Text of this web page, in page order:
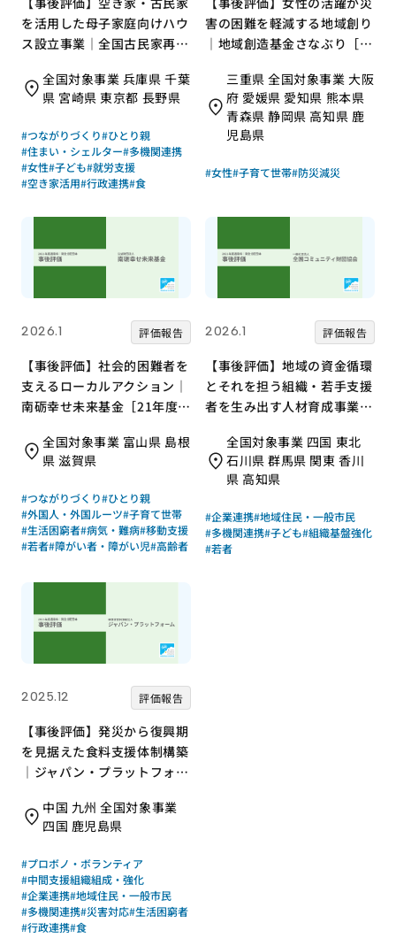
を活用した母子家庭向けハウ
ス設立事業｜全国古民家再生
全国対象事業 兵庫県 千葉
県 宮崎県 東京都 長野県
#つながりづくり#ひとり親
#住まい・シェルター#多機関連携
#女性#子ども#就労支援
#空き家活用#行政連携#食
害の困難を軽減する地域創り
｜地域創造基金さなぶり［21
三重県 全国対象事業 大阪
府 愛媛県 愛知県 熊本県
青森県 静岡県 高知県 鹿
児島県
#女性#子育て世帯#防災減災
2026.1 評価報告
【事後評価】社会的困難者を
支えるローカルアクション｜
南砺幸せ未来基金［21年度通
全国対象事業 富山県 島根
県 滋賀県
#つながりづくり#ひとり親
#外国人・外国ルーツ#子育て世帯
#生活困窮者#病気・難病#移動支援
#若者#障がい者・障がい児#高齢者
2026.1 評価報告
【事後評価】地域の資金循環
とそれを担う組織・若手支援
者を生み出す人材育成事業｜
［21年度通常枠］
全国対象事業 四国 東北
石川県 群馬県 関東 香川
県 高知県
#企業連携#地域住民・一般市民
#多機関連携#子ども#組織基盤強化
#若者
2025.12 評価報告
【事後評価】発災から復興期
を見据えた食料支援体制構築
｜ジャパン・プラットフォー
中国 九州 全国対象事業
四国 鹿児島県
#プロボノ・ボランティア
#中間支援組織組成・強化
#企業連携#地域住民・一般市民
#多機関連携#災害対応#生活困窮者
#行政連携#食